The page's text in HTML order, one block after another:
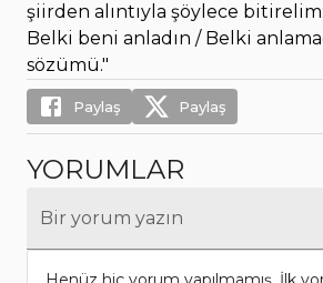
şiirden alıntıyla şöylece bitirelim:
Belki beni anladın / Belki
sözümü."
Paylaş Paylaş
YORUMLAR
Bir yorum yazın